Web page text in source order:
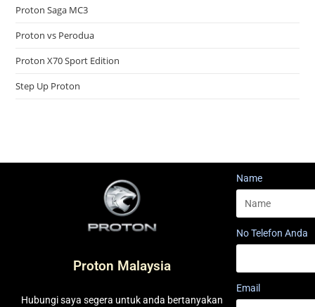
Proton Saga MC3
Proton vs Perodua
Proton X70 Sport Edition
Step Up Proton
Proton Malaysia
Hubungi saya segera untuk anda bertanyakan
Name
No Telefon Anda
Email